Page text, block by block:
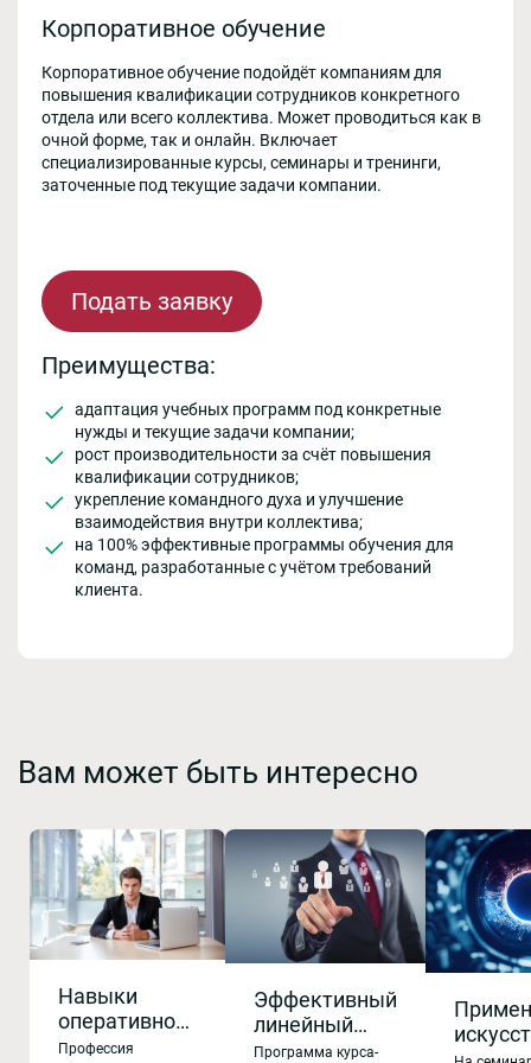
Корпоративное обучение
Корпоративное обучение подойдёт компаниям для
повышения квалификации сотрудников конкретного
отдела или всего коллектива. Может проводиться как в
очной форме, так и онлайн. Включает
специализированные курсы, семинары и тренинги,
заточенные под текущие задачи компании.
Подать заявку
Преимущества:
адаптация учебных программ под конкретные
нужды и текущие задачи компании;
рост производительности за счёт повышения
квалификации сотрудников;
укрепление командного духа и улучшение
взаимодействия внутри коллектива;
на 100% эффективные программы обучения для
команд, разработанные с учётом требований
клиента.
Вам может быть интересно
Навыки
оперативного
руководства:
Профессия
Эффективный
линейный
руководитель:
Программа курса-